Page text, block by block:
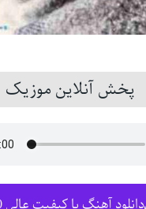
پخش آنلاین موزیک
دانلود آهنگ با کیفیت عالی 320